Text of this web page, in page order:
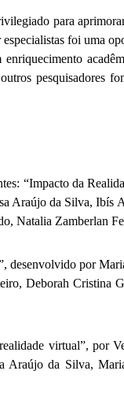
para
foi uma
pesquisadores
“Impacto da
Araújo da Silva, Ibís
Natalia Zamberlan
desenvolvido por
Deborah Cristina
virtual”, por
da Silva,